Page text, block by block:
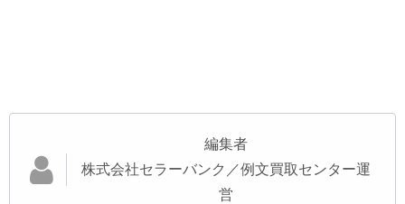
編集者
株式会社セラーバンク／例文買取センター運
営